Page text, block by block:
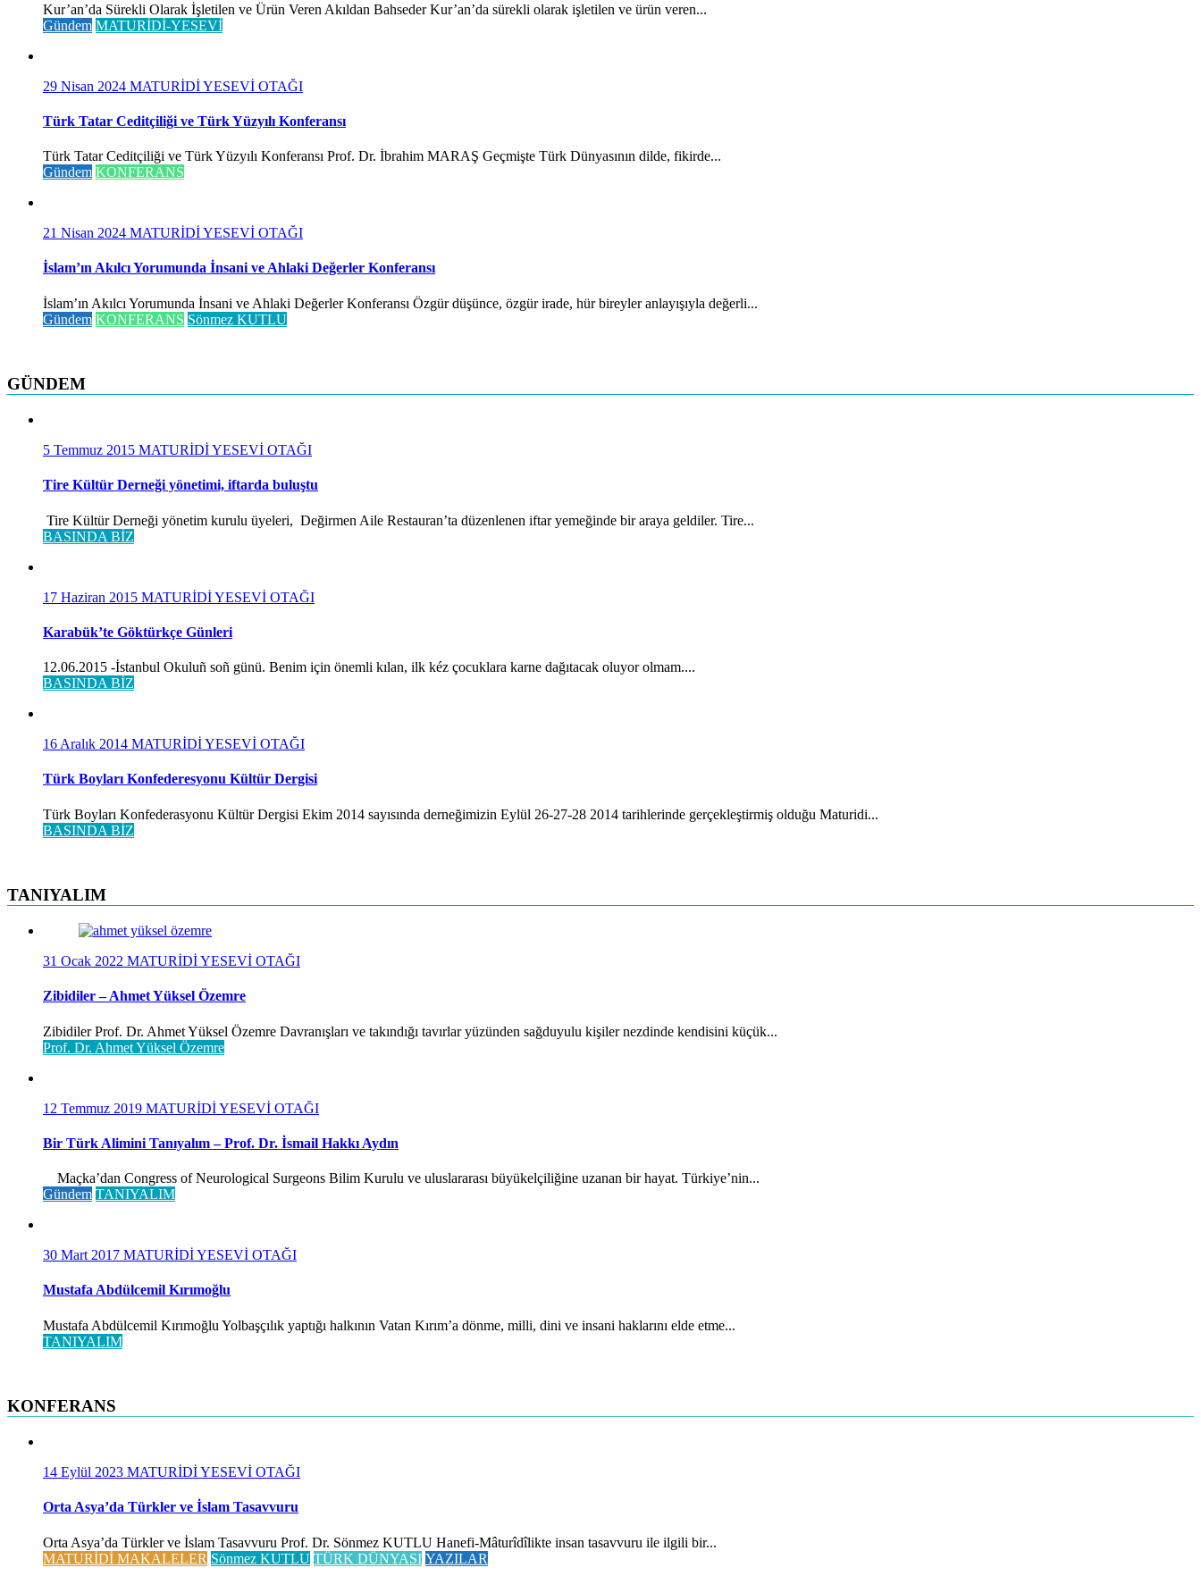
Kur’an’da Sürekli Olarak İşletilen ve Ürün Veren Akıldan Bahseder Kur’an’da sürekli olarak işletilen ve ürün veren...
Gündem MATURİDİ-YESEVİ
29 Nisan 2024 MATURİDİ YESEVİ OTAĞI
Türk Tatar Ceditçiliği ve Türk Yüzyılı Konferansı
Türk Tatar Ceditçiliği ve Türk Yüzyılı Konferansı Prof. Dr. İbrahim MARAŞ Geçmişte Türk Dünyasının dilde, fikirde...
Gündem KONFERANS
21 Nisan 2024 MATURİDİ YESEVİ OTAĞI
İslam’ın Akılcı Yorumunda İnsani ve Ahlaki Değerler Konferansı
İslam’ın Akılcı Yorumunda İnsani ve Ahlaki Değerler Konferansı Özgür düşünce, özgür irade, hür bireyler anlayışıyla değerli...
Gündem KONFERANS Sönmez KUTLU
GÜNDEM
5 Temmuz 2015 MATURİDİ YESEVİ OTAĞI
Tire Kültür Derneği yönetimi, iftarda buluştu
Tire Kültür Derneği yönetim kurulu üyeleri, Değirmen Aile Restauran’ta düzenlenen iftar yemeğinde bir araya geldiler. Tire...
BASINDA BİZ
17 Haziran 2015 MATURİDİ YESEVİ OTAĞI
Karabük’te Göktürkçe Günleri
12.06.2015 -İstanbul Okuluñ soñ günü. Benim için önemli kılan, ilk kéz çocuklara karne dağıtacak oluyor olmam....
BASINDA BİZ
16 Aralık 2014 MATURİDİ YESEVİ OTAĞI
Türk Boyları Konfederesyonu Kültür Dergisi
Türk Boyları Konfederasyonu Kültür Dergisi Ekim 2014 sayısında derneğimizin Eylül 26-27-28 2014 tarihlerinde gerçekleştirmiş olduğu Maturidi...
BASINDA BİZ
TANIYALIM
31 Ocak 2022 MATURİDİ YESEVİ OTAĞI
Zibidiler – Ahmet Yüksel Özemre
Zibidiler Prof. Dr. Ahmet Yüksel Özemre Davranışları ve takındığı tavırlar yüzünden sağduyulu kişiler nezdinde kendisini küçük...
Prof. Dr. Ahmet Yüksel Özemre
12 Temmuz 2019 MATURİDİ YESEVİ OTAĞI
Bir Türk Alimini Tanıyalım – Prof. Dr. İsmail Hakkı Aydın
Maçka’dan Congress of Neurological Surgeons Bilim Kurulu ve uluslararası büyükelçiliğine uzanan bir hayat. Türkiye’nin...
Gündem TANIYALIM
30 Mart 2017 MATURİDİ YESEVİ OTAĞI
Mustafa Abdülcemil Kırımoğlu
Mustafa Abdülcemil Kırımoğlu Yolbaşçılık yaptığı halkının Vatan Kırım’a dönme, milli, dini ve insani haklarını elde etme...
TANIYALIM
KONFERANS
14 Eylül 2023 MATURİDİ YESEVİ OTAĞI
Orta Asya’da Türkler ve İslam Tasavvuru
Orta Asya’da Türkler ve İslam Tasavvuru Prof. Dr. Sönmez KUTLU Hanefi-Mâturîdîlikte insan tasavvuru ile ilgili bir...
MATURİDİ MAKALELER Sönmez KUTLU TÜRK DÜNYASI YAZILAR